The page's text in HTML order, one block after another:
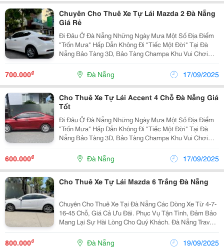
Chuyên Cho Thuê Xe Tự Lái Mazda 2 Đà Nẵng
Giá Rẻ
Đi Đâu Ở Đà Nẵng Những Ngày Mưa Một Số Địa Điểm
"Trốn Mưa" Hấp Dẫn Không Đi "Tiếc Một Đời" Tại Đà
Nẵng Bảo Tàng 3D, Bảo Tàng Champa Khu Vui Chơi
Helio Center Công Viên Nước Nóng Mikazuki Trung
Tâm Thương Mại Vincom Thưởng Thức Bánh Xèo ...
700.000₫ Đà Nẵng 17/09/2025
Cho Thuê Xe Tự Lái Accent 4 Chỗ Đà Nẵng Giá
Tốt
Đi Đâu Ở Đà Nẵng Những Ngày Mưa Một Số Địa Điểm
"Trốn Mưa" Hấp Dẫn Không Đi "Tiếc Một Đời" Tại Đà
Nẵng Bảo Tàng 3D, Bảo Tàng Champa Khu Vui Chơi
Helio Center Công Viên Nước Nóng Mikazuki Trung
Tâm Thương Mại Vincom Thưởng Thức Bánh Xèo ...
600.000₫ Đà Nẵng 17/09/2025
Cho Thuê Xe Tự Lái Mazda 6 Trắng Đà Nẵng
Chuyên Cho Thuê Xe Tại Đà Nẵng Các Dòng Xe Từ 4-7-
16-45 Chỗ, Giá Cả Ưu Đãi. Phục Vụ Tận Tình, Đảm Bảo
Mang Lại Sự Hài Lòng Cho Quý Khách. Đà Nẵng Travel
Car Chúng Tôi Chuyên Cung Cấp Các Dịch Vụ Như Sau:
Cho Thuê Xe 4-7 Chỗ ( Có Tài Và Tự Lái) ...
800.000₫ Đà Nẵng 19/09/2025